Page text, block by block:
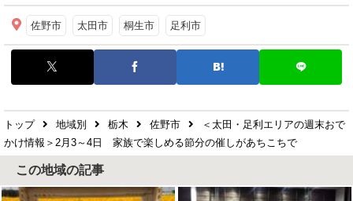
佐野市 太田市 桐生市 足利市
トップ 地域別 栃木 佐野市
＜太田・足利エリアの週末おで
かけ情報＞2月3～4日 家族で楽しめる節分の催しがあちこちで
この地域の記事